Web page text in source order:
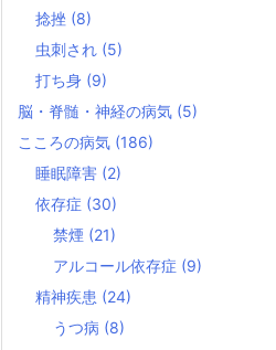
捻挫 (8)
虫刺され (5)
打ち身 (9)
脳・脊髄・神経の病気 (5)
こころの病気 (186)
睡眠障害 (2)
依存症 (30)
禁煙 (21)
アルコール依存症 (9)
精神疾患 (24)
うつ病 (8)